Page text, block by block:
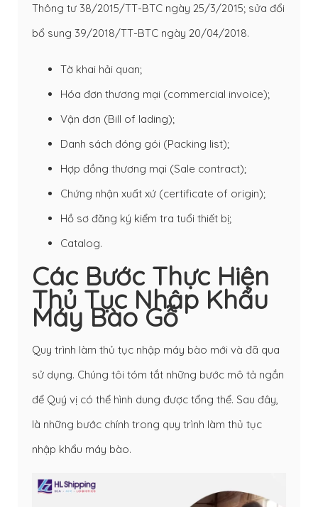
Thông tư 38/2015/TT-BTC ngày 25/3/2015; sửa đổi
bổ sung 39/2018/TT-BTC ngày 20/04/2018.
Tờ khai hải quan;
Hóa đơn thương mại (commercial invoice);
Vận đơn (Bill of lading);
Danh sách đóng gói (Packing list);
Hợp đồng thương mại (Sale contract);
Chứng nhận xuất xứ (certificate of origin);
Hồ sơ đăng ký kiểm tra tuổi thiết bị;
Catalog.
Các Bước Thực Hiện
Thủ Tục Nhập Khẩu
Máy Bào Gỗ
Quy trình làm thủ tục nhập máy bào mới và đã qua
sử dụng. Chúng tôi tóm tắt những bước mô tả ngắn
để Quý vị có thể hình dung được tổng thể. Sau đây,
là những bước chính trong quy trình làm thủ tục
nhập khẩu máy bào.